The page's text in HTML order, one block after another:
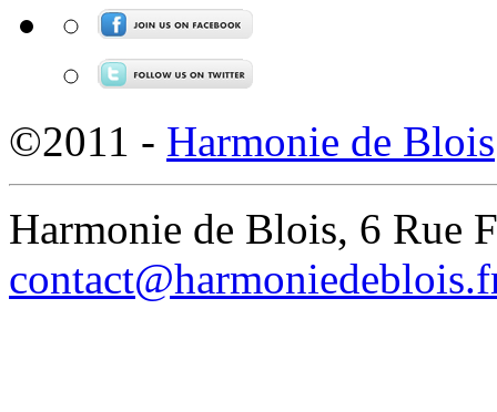
©2011 - Harmonie de Blois
Harmonie de Blois, 6 Rue